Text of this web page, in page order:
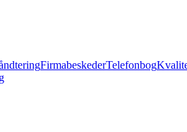
FirmabeskederTelefonbog